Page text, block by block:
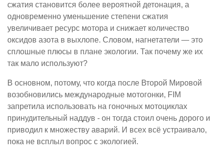
сжатия становится более вероятной детонация, а
одновременно уменьшение степени сжатия
увеличивает ресурс мотора и снижает количество
оксидов азота в выхлопе. Словом, нагнетатели — это
сплошные плюсы в плане экологии. Так почему же их
так мало используют?
В основном, потому, что когда после Второй Мировой
возобновились международные мотогонки, FIM
запретила использовать на гоночных мотоциклах
принудительный наддув - он тогда стоил очень дорого и
приводил к множеству аварий. И всех всё устраивало,
пока не всплыл вопрос с экологией.